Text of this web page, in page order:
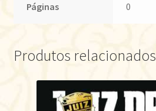
Páginas 0
Produtos relacionados